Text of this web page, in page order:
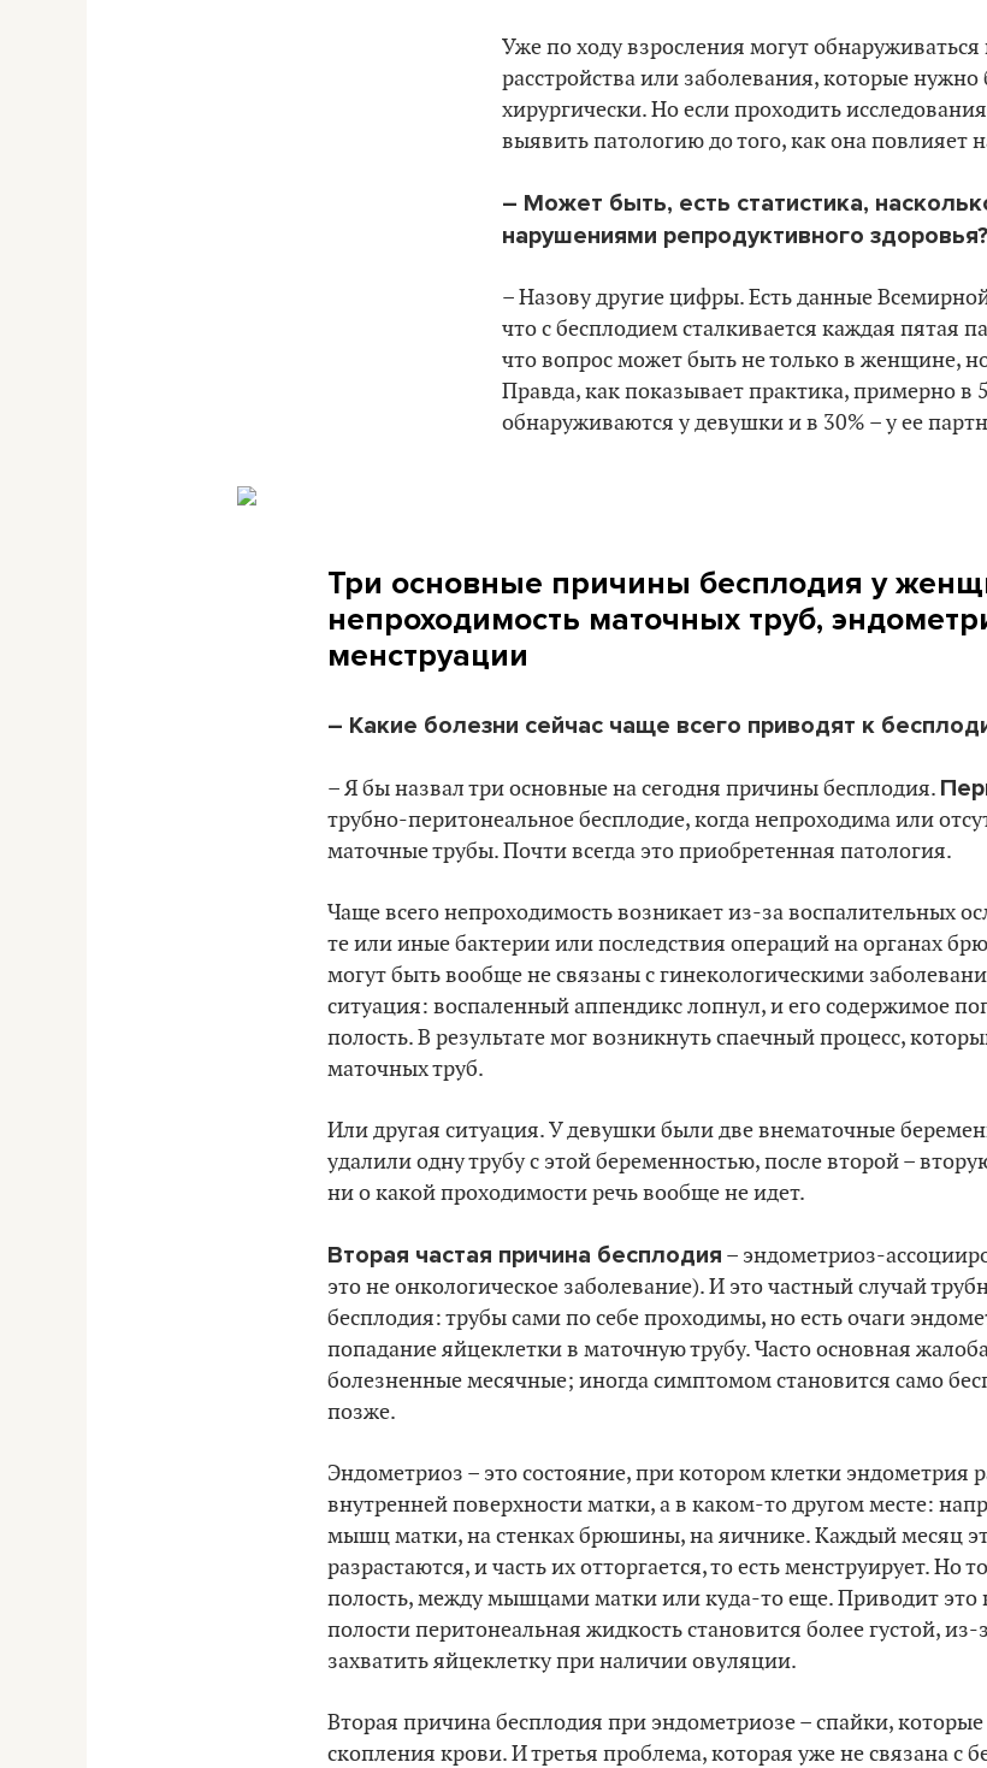
Уже по ходу взросления могут
расстройства или заболевания, которые
хирургически. Но если проходить
выявить патологию до того, как она повлияет
– Может быть, есть статистика,
нарушениями репродуктивного здоровья?
– Назову другие цифры. Есть данные
что с бесплодием сталкивается каждая пятая
что вопрос может быть не только в женщине,
Правда, как показывает практика, примерно в
обнаруживаются у девушки и в 30% – у ее
Три основные причины бесплодия у
непроходимость маточных труб,
менструации
– Какие болезни сейчас чаще всего приводят к
– Я бы назвал три основные на сегодня причины бесплодия.
трубно-перитонеальное бесплодие, когда непроходима или
маточные трубы. Почти всегда это приобретенная патология.
Чаще всего непроходимость возникает из-за воспалительных
те или иные бактерии или последствия операций на органах
могут быть вообще не связаны с гинекологическими
ситуация: воспаленный аппендикс лопнул, и его содержимое
полость. В результате мог возникнуть спаечный процесс,
маточных труб.
Или другая ситуация. У девушки были две внематочные
удалили одну трубу с этой беременностью, после второй –
ни о какой проходимости речь вообще не идет.
Вторая частая причина бесплодия – эндометриоз-
это не онкологическое заболевание). И это частный случай
бесплодия: трубы сами по себе проходимы, но есть очаги
попадание яйцеклетки в маточную трубу. Часто основная
болезненные месячные; иногда симптомом становится само
позже.
Эндометриоз – это состояние, при котором клетки эндометрия
внутренней поверхности матки, а в каком-то другом месте:
мышц матки, на стенках брюшины, на яичнике. Каждый месяц
разрастаются, и часть их отторгается, то есть менструирует.
полость, между мышцами матки или куда-то еще. Приводит это
полости перитонеальная жидкость становится более густой, из-
захватить яйцеклетку при наличии овуляции.
Вторая причина бесплодия при эндометриозе – спайки,
скопления крови. И третья проблема, которая уже не связана с